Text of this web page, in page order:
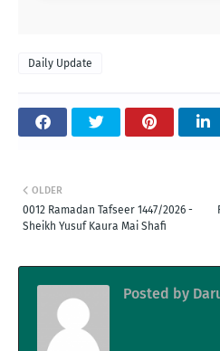
Daily Update
OLDER
0012 Ramadan Tafseer 1447/2026 -
Sheikh Yusuf Kaura Mai Shafi
Posted by